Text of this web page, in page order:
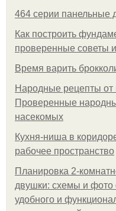
464 серии панельные
Как построить
проверенные советы
Время варить
Народные рецепты
Проверенные
насекомых
Кухня-ниша в
рабочее пространство
Планировка 2-
двушки: схемы и фото
удобного и